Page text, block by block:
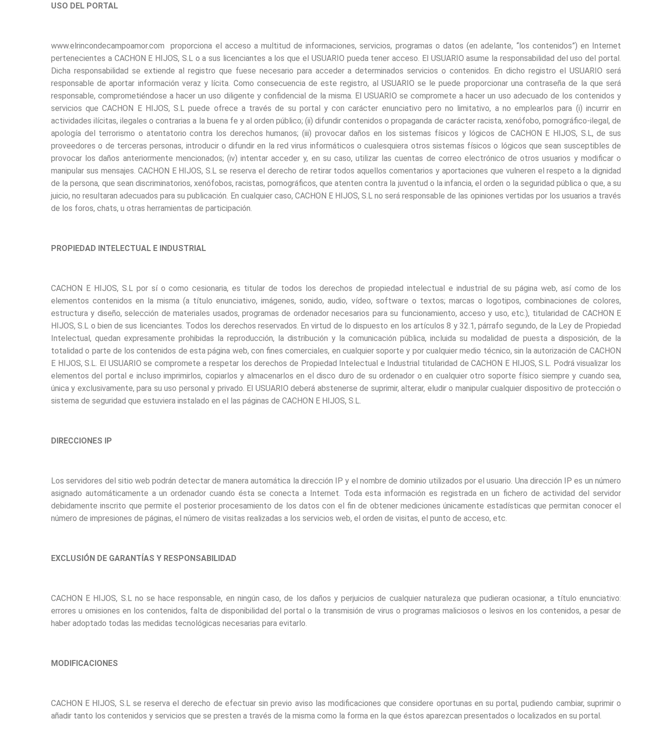
USO DEL PORTAL
www.elrincondecampoamor.com proporciona el acceso a multitud de informaciones, servicios, programas o datos (en adelante, “los contenidos”) en Internet
pertenecientes a CACHON E HIJOS, S.L o a sus licenciantes a los que el USUARIO pueda tener acceso. El USUARIO asume la responsabilidad del uso del portal.
Dicha responsabilidad se extiende al registro que fuese necesario para acceder a determinados servicios o contenidos. En dicho registro el USUARIO será
responsable de aportar información veraz y lícita. Como consecuencia de este registro, al USUARIO se le puede proporcionar una contraseña de la que será
responsable, comprometiéndose a hacer un uso diligente y confidencial de la misma. El USUARIO se compromete a hacer un uso adecuado de los contenidos y
servicios que CACHON E HIJOS, S.L puede ofrece a través de su portal y con carácter enunciativo pero no limitativo, a no emplearlos para (i) incurrir en
actividades ilícitas, ilegales o contrarias a la buena fe y al orden público; (ii) difundir contenidos o propaganda de carácter racista, xenófobo, pornográfico-ilegal, de
apología del terrorismo o atentatorio contra los derechos humanos; (iii) provocar daños en los sistemas físicos y lógicos de CACHON E HIJOS, S.L, de sus
proveedores o de terceras personas, introducir o difundir en la red virus informáticos o cualesquiera otros sistemas físicos o lógicos que sean susceptibles de
provocar los daños anteriormente mencionados; (iv) intentar acceder y, en su caso, utilizar las cuentas de correo electrónico de otros usuarios y modificar o
manipular sus mensajes. CACHON E HIJOS, S.L se reserva el derecho de retirar todos aquellos comentarios y aportaciones que vulneren el respeto a la dignidad
de la persona, que sean discriminatorios, xenófobos, racistas, pornográficos, que atenten contra la juventud o la infancia, el orden o la seguridad pública o que, a su
juicio, no resultaran adecuados para su publicación. En cualquier caso, CACHON E HIJOS, S.L no será responsable de las opiniones vertidas por los usuarios a través
de los foros, chats, u otras herramientas de participación.
PROPIEDAD INTELECTUAL E INDUSTRIAL
CACHON E HIJOS, S.L por sí o como cesionaria, es titular de todos los derechos de propiedad intelectual e industrial de su página web, así como de los
elementos contenidos en la misma (a título enunciativo, imágenes, sonido, audio, vídeo, software o textos; marcas o logotipos, combinaciones de colores,
estructura y diseño, selección de materiales usados, programas de ordenador necesarios para su funcionamiento, acceso y uso, etc.), titularidad de CACHON E
HIJOS, S.L o bien de sus licenciantes. Todos los derechos reservados. En virtud de lo dispuesto en los artículos 8 y 32.1, párrafo segundo, de la Ley de Propiedad
Intelectual, quedan expresamente prohibidas la reproducción, la distribución y la comunicación pública, incluida su modalidad de puesta a disposición, de la
totalidad o parte de los contenidos de esta página web, con fines comerciales, en cualquier soporte y por cualquier medio técnico, sin la autorización de CACHON
E HIJOS, S.L. El USUARIO se compromete a respetar los derechos de Propiedad Intelectual e Industrial titularidad de CACHON E HIJOS, S.L. Podrá visualizar los
elementos del portal e incluso imprimirlos, copiarlos y almacenarlos en el disco duro de su ordenador o en cualquier otro soporte físico siempre y cuando sea,
única y exclusivamente, para su uso personal y privado. El USUARIO deberá abstenerse de suprimir, alterar, eludir o manipular cualquier dispositivo de protección o
sistema de seguridad que estuviera instalado en el las páginas de CACHON E HIJOS, S.L.
DIRECCIONES IP
Los servidores del sitio web podrán detectar de manera automática la dirección IP y el nombre de dominio utilizados por el usuario. Una dirección IP es un número
asignado automáticamente a un ordenador cuando ésta se conecta a Internet. Toda esta información es registrada en un fichero de actividad del servidor
debidamente inscrito que permite el posterior procesamiento de los datos con el fin de obtener mediciones únicamente estadísticas que permitan conocer el
número de impresiones de páginas, el número de visitas realizadas a los servicios web, el orden de visitas, el punto de acceso, etc.
EXCLUSIÓN DE GARANTÍAS Y RESPONSABILIDAD
CACHON E HIJOS, S.L no se hace responsable, en ningún caso, de los daños y perjuicios de cualquier naturaleza que pudieran ocasionar, a título enunciativo:
errores u omisiones en los contenidos, falta de disponibilidad del portal o la transmisión de virus o programas maliciosos o lesivos en los contenidos, a pesar de
haber adoptado todas las medidas tecnológicas necesarias para evitarlo.
MODIFICACIONES
CACHON E HIJOS, S.L se reserva el derecho de efectuar sin previo aviso las modificaciones que considere oportunas en su portal, pudiendo cambiar, suprimir o
añadir tanto los contenidos y servicios que se presten a través de la misma como la forma en la que éstos aparezcan presentados o localizados en su portal.